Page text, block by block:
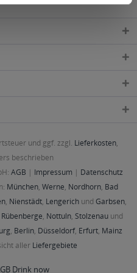
und ggf. zzgl. Lieferkosten,
beschrieben
AGB | Impressum | Datenschutz
München, Werne, Nordhorn, Bad
, Nienstädt, Lengerichund Garbsen,
, Nottuln, Stolzenau und
, Berlin, Düsseldorf, Erfurt, Mainz
aller Liefergebiete
Drink now